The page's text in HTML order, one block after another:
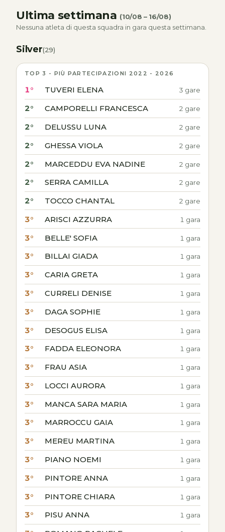
Ultima settimana (10/08 – 16/08)
Nessuna atleta di questa squadra in gara questa settimana.
Silver(29)
TOP 3 - PIÙ PARTECIPAZIONI 2022 - 2026
1° TUVERI ELENA 3 gare
2° CAMPORELLI FRANCESCA 2 gare
2° DELUSSU LUNA 2 gare
2° GHESSA VIOLA 2 gare
2° MARCEDDU EVA NADINE 2 gare
2° SERRA CAMILLA 2 gare
2° TOCCO CHANTAL 2 gare
3° ARISCI AZZURRA 1 gara
3° BELLE' SOFIA 1 gara
3° BILLAI GIADA 1 gara
3° CARIA GRETA 1 gara
3° CURRELI DENISE 1 gara
3° DAGA SOPHIE 1 gara
3° DESOGUS ELISA 1 gara
3° FADDA ELEONORA 1 gara
3° FRAU ASIA 1 gara
3° LOCCI AURORA 1 gara
3° MANCA SARA MARIA 1 gara
3° MARROCCU GAIA 1 gara
3° MEREU MARTINA 1 gara
3° PIANO NOEMI 1 gara
3° PINTORE ANNA 1 gara
3° PINTORE CHIARA 1 gara
3° PISU ANNA 1 gara